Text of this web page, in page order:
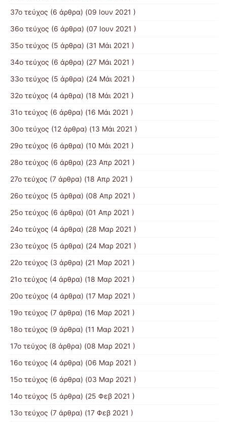
37ο τεύχος (6 άρθρα) (09 Ιουν 2021 )
36ο τεύχος (6 άρθρα) (07 Ιουν 2021 )
35ο τεύχος (5 άρθρα) (31 Μάι 2021 )
34ο τεύχος (6 άρθρα) (27 Μάι 2021 )
33ο τεύχος (5 άρθρα) (24 Μάι 2021 )
32ο τεύχος (4 άρθρα) (18 Μάι 2021 )
31ο τεύχος (6 άρθρα) (16 Μάι 2021 )
30ο τεύχος (12 άρθρα) (13 Μάι 2021 )
29ο τεύχος (6 άρθρα) (10 Μάι 2021 )
28ο τεύχος (6 άρθρα) (23 Απρ 2021 )
27ο τεύχος (7 άρθρα) (18 Απρ 2021 )
26ο τεύχος (5 άρθρα) (08 Απρ 2021 )
25ο τεύχος (6 άρθρα) (01 Απρ 2021 )
24ο τεύχος (4 άρθρα) (28 Μαρ 2021 )
23ο τεύχος (5 άρθρα) (24 Μαρ 2021 )
22ο τεύχος (3 άρθρα) (21 Μαρ 2021 )
21ο τεύχος (4 άρθρα) (18 Μαρ 2021 )
20ο τεύχος (4 άρθρα) (17 Μαρ 2021 )
19ο τεύχος (7 άρθρα) (16 Μαρ 2021 )
18ο τεύχος (9 άρθρα) (11 Μαρ 2021 )
17ο τεύχος (8 άρθρα) (08 Μαρ 2021 )
16ο τεύχος (4 άρθρα) (06 Μαρ 2021 )
15ο τεύχος (6 άρθρα) (03 Μαρ 2021 )
14ο τεύχος (5 άρθρα) (25 Φεβ 2021 )
13ο τεύχος (7 άρθρα) (17 Φεβ 2021 )